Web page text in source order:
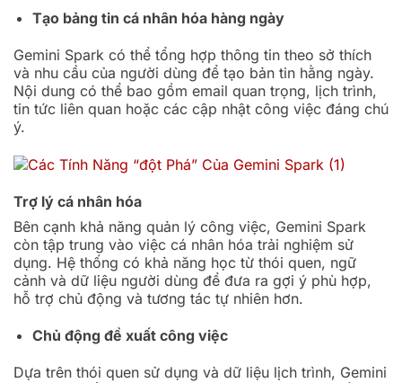
Tạo bảng tin cá nhân hóa hàng ngày
Gemini Spark có thể tổng hợp thông tin theo sở thích
và nhu cầu của người dùng để tạo bản tin hằng ngày.
Nội dung có thể bao gồm email quan trọng, lịch trình,
tin tức liên quan hoặc các cập nhật công việc đáng chú
ý.
Trợ lý cá nhân hóa
Bên cạnh khả năng quản lý công việc, Gemini Spark
còn tập trung vào việc cá nhân hóa trải nghiệm sử
dụng. Hệ thống có khả năng học từ thói quen, ngữ
cảnh và dữ liệu người dùng để đưa ra gợi ý phù hợp,
hỗ trợ chủ động và tương tác tự nhiên hơn.
Chủ động đề xuất công việc
Dựa trên thói quen sử dụng và dữ liệu lịch trình, Gemini